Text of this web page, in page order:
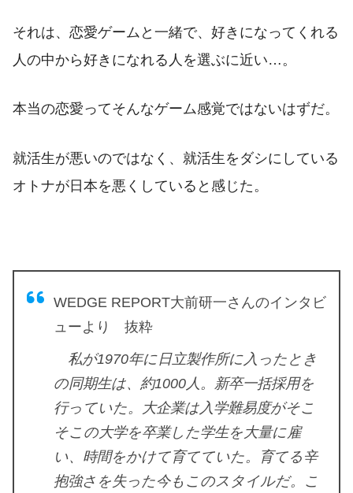
それは、恋愛ゲームと一緒で、好きになってくれる
人の中から好きになれる人を選ぶに近い…。
本当の恋愛ってそんなゲーム感覚ではないはずだ。
就活生が悪いのではなく、就活生をダシにしている
オトナが日本を悪くしていると感じた。
WEDGE REPORT大前研一さんのインタビ
ューより 抜粋
私が1970年に日立製作所に入ったとき
の同期生は、約1000人。新卒一括採用を
行っていた。大企業は入学難易度がそこ
そこの大学を卒業した学生を大量に雇
い、時間をかけて育てていた。育てる辛
抱強さを失った今もこのスタイルだ。こ